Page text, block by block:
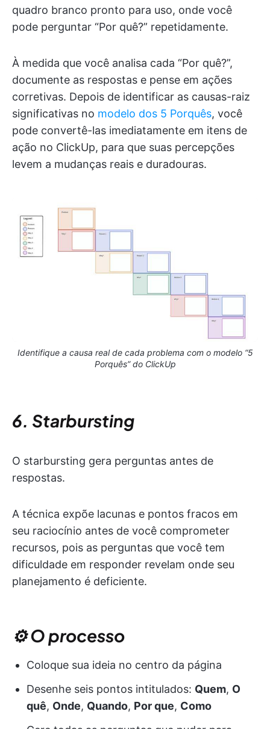
quadro branco pronto para uso, onde você
pode perguntar “Por quê?” repetidamente.
À medida que você analisa cada “Por quê?”,
documente as respostas e pense em ações
corretivas. Depois de identificar as causas-raiz
significativas no modelo dos 5 Porquês, você
pode convertê-las imediatamente em itens de
ação no ClickUp, para que suas percepções
levem a mudanças reais e duradouras.
Identifique a causa real de cada problema com o modelo “5
Porquês” do ClickUp
6. Starbursting
O starbursting gera perguntas antes de
respostas.
A técnica expõe lacunas e pontos fracos em
seu raciocínio antes de você comprometer
recursos, pois as perguntas que você tem
dificuldade em responder revelam onde seu
planejamento é deficiente.
⚙️ O processo
Coloque sua ideia no centro da página
Desenhe seis pontos intitulados: Quem, O
quê, Onde, Quando, Por que, Como